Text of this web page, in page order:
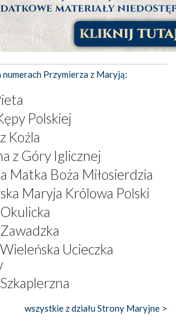
Przymierza z Maryją:
Polskiej
Koźla
z Góry Iglicznej
Matka Boża Miłosierdzia
Maryja Królowa Polski
Ucieczka
wszystkie z działu Strony Maryjne >